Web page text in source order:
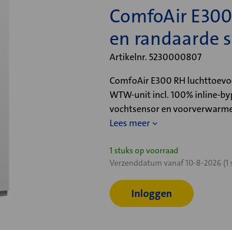
ComfoAir
en randaarde
Artikelnr. 5230000807
ComfoAir E300 RH
WTW-unit incl. 100% inline-
vochtsensor en
Lees meer
Huidige
voorraad:
1 stuks op voorraad
Verzenddatum vanaf 10-8-2026 (1
Inloggen